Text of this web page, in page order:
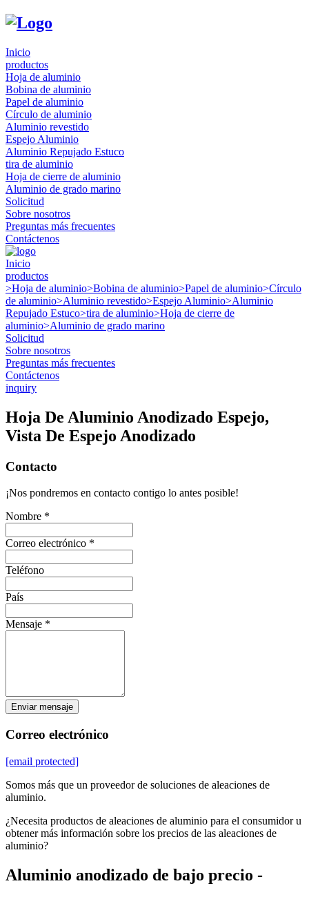
Inicio
productos
Hoja de aluminio
Bobina de aluminio
Papel de aluminio
Círculo de aluminio
Aluminio revestido
Espejo Aluminio
Aluminio Repujado Estuco
tira de aluminio
Hoja de cierre de aluminio
Aluminio de grado marino
Solicitud
Sobre nosotros
Preguntas más frecuentes
Contáctenos
Inicio
productos
>Hoja de aluminio>Bobina de aluminio>Papel de aluminio>Círculo
de aluminio>Aluminio revestido>Espejo Aluminio>Aluminio
Repujado Estuco>tira de aluminio>Hoja de cierre de
aluminio>Aluminio de grado marino
Solicitud
Sobre nosotros
Preguntas más frecuentes
Contáctenos
inquiry
Hoja De Aluminio Anodizado Espejo,
Vista De Espejo Anodizado
Contacto
¡Nos pondremos en contacto contigo lo antes posible!
Nombre *
Correo electrónico *
Teléfono
País
Mensaje *
Enviar mensaje
Correo electrónico
[email protected]
Somos más que un proveedor de soluciones de aleaciones de
aluminio.
¿Necesita productos de aleaciones de aluminio para el consumidor u
obtener más información sobre los precios de las aleaciones de
aluminio?
Aluminio anodizado de bajo precio -